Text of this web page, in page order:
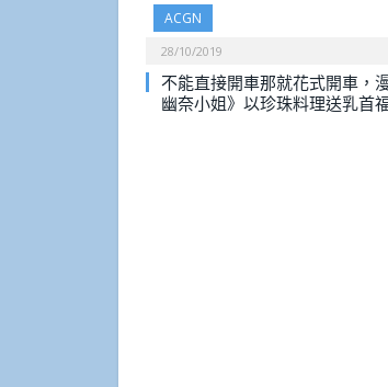
ACGN
28/10/2019
不能直接開車那就花式開車，
幽奈小姐》以珍珠料理送乳首